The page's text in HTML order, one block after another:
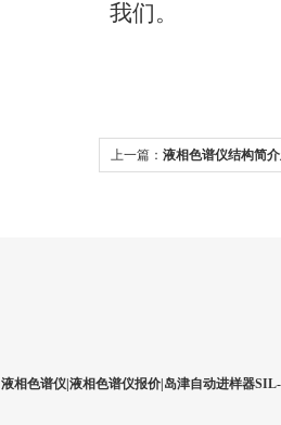
我们。
上一篇： 液相色谱仪结构简
液相色谱仪|液相色谱仪报价|岛津自动进样器